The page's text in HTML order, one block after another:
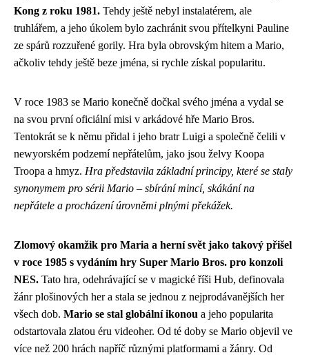
Kong z roku 1981. Tehdy ještě nebyl instalatérem, ale
truhlářem, a jeho úkolem bylo zachránit svou přítelkyni Pauline
ze spárů rozzuřené gorily. Hra byla obrovským hitem a Mario,
ačkoliv tehdy ještě beze jména, si rychle získal popularitu.
V roce 1983 se Mario konečně dočkal svého jména a vydal se
na svou první oficiální misi v arkádové hře Mario Bros.
Tentokrát se k němu přidal i jeho bratr Luigi a společně čelili v
newyorském podzemí nepřátelům, jako jsou želvy Koopa
Troopa a hmyz. Hra představila základní principy, které se staly
synonymem pro sérii Mario – sbírání mincí, skákání na
nepřátele a procházení úrovněmi plnými překážek.
Zlomový okamžik pro Maria a herní svět jako takový přišel
v roce 1985 s vydáním hry Super Mario Bros. pro konzoli
NES. Tato hra, odehrávající se v magické říši Hub, definovala
žánr plošinových her a stala se jednou z nejprodávanějších her
všech dob. Mario se stal globální ikonou a jeho popularita
odstartovala zlatou éru videoher. Od té doby se Mario objevil ve
více než 200 hrách napříč různými platformami a žánry. Od